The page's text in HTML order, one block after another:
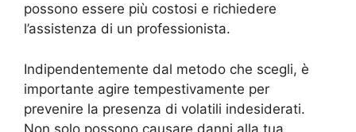
possono essere più costosi e richiedere
l’assistenza di un professionista.
Indipendentemente dal metodo che scegli, è
importante agire tempestivamente per
prevenire la presenza di volatili indesiderati.
Non solo possono causare danni alla tua